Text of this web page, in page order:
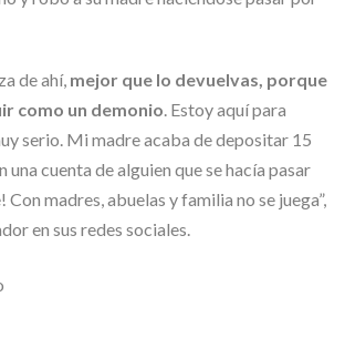
de ahí, mejor que lo devuelvas, porque
como un demonio. Estoy aquí para
serio. Mi madre acaba de depositar 15
una cuenta de alguien que se hacía pasar
madres, abuelas y familia no se juega”,
en sus redes sociales.